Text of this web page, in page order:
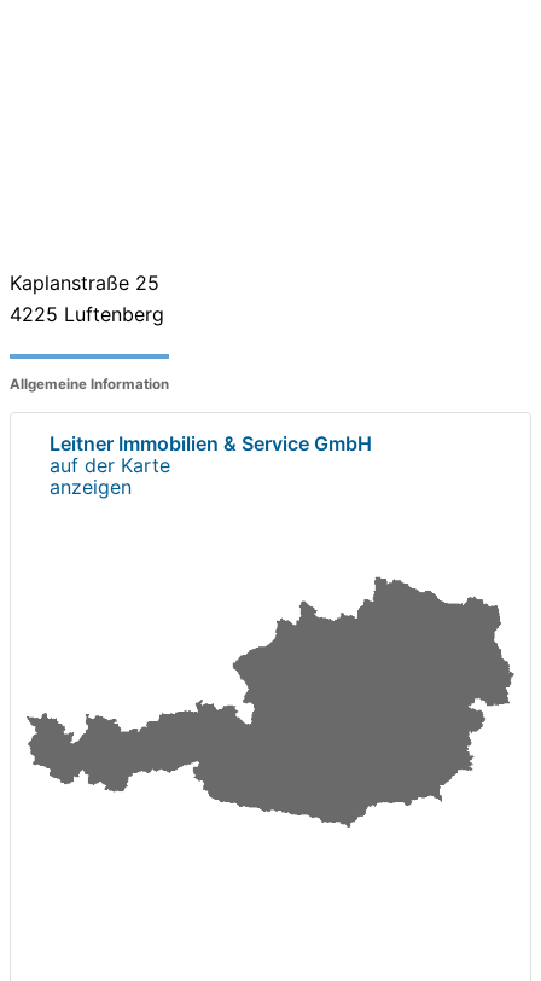
Kaplanstraße 25
4225 Luftenberg
Allgemeine Information
Leitner Immobilien & Service GmbH
auf der Karte
anzeigen